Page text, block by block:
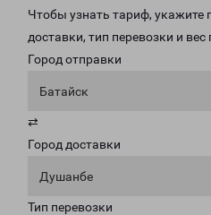
Чтобы узнать тариф, укажите
доставки, тип перевозки и вес
Город отправки
Батайск
⇄
Город доставки
Душанбе
Тип перевозки